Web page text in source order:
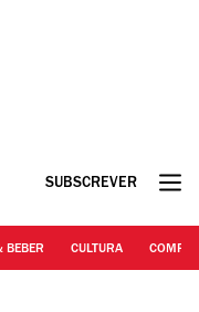
SUBSCREVER
BEBER CULTURA